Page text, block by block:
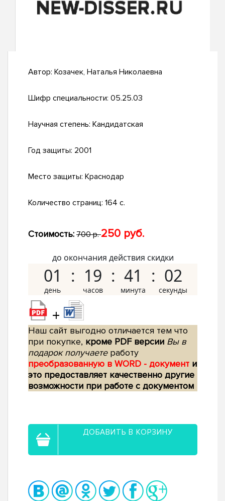
Автор: Козачек, Наталья Николаевна
Шифр специальности: 05.25.03
Научная степень: Кандидатская
Год защиты: 2001
Место защиты: Краснодар
Количество страниц: 164 с.
Стоимость: 700 р.250 руб.
до окончания действия скидки
01 19 41 01
+
Наш сайт выгодно отличается тем что
при покупке, кроме PDF версии Вы в
подарок получаетеработу
преобразованную в WORD - документ и
это предоставляет качественно другие
возможности при работе с документом
ДОБАВИТЬ В КОРЗИНУ